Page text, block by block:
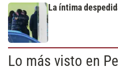
La íntima
Lo más visto en